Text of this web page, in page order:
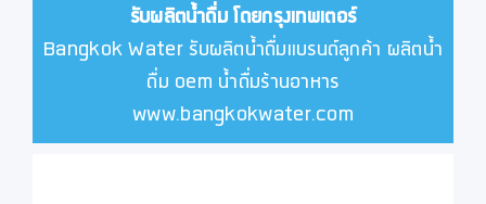
รับผลิตน้ำดื่ม โดยกรุงเทพเตอร์
Bangkok Water รับผลิตน้ำดื่มแบรนด์ลูกค้า ผลิตน้ำ
ดื่ม oem น้ำดื่มร้านอาหาร
www.bangkokwater.com